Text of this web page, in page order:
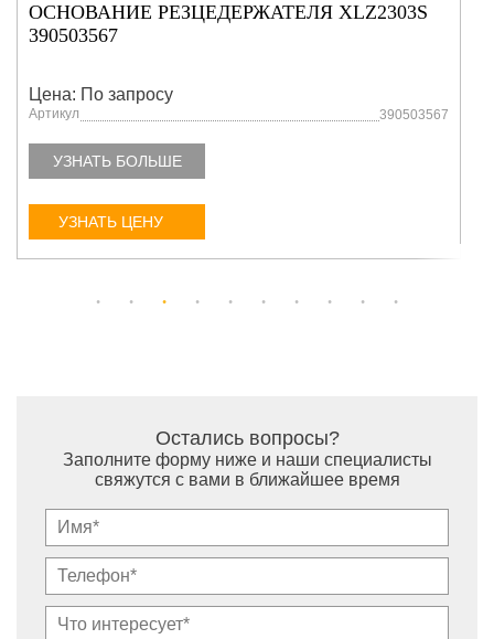
ФИЛЬТР МАСЛЯНЫЙ
XS163/LF3349/803192571/ST10724
Цена: По запросу
Артикул 803192571
УЗНАТЬ БОЛЬШЕ
УЗНАТЬ ЦЕНУ
Остались вопросы?
Заполните форму ниже и наши специалисты
свяжутся с вами в ближайшее время